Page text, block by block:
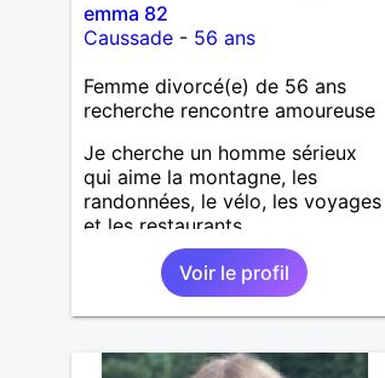
emma 82
Caussade- 56 ans
Femme divorcé(e) de 56 ans
recherche rencontre amoureuse
Je cherche un homme sérieux
qui aime la montagne, les
randonnées, le vélo, les voyages
et les restaurants.
Voir le profil